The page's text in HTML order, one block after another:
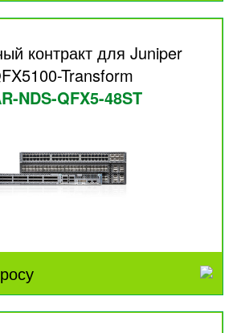
контракт для Juniper
Transform
NDS-QFX5-48ST